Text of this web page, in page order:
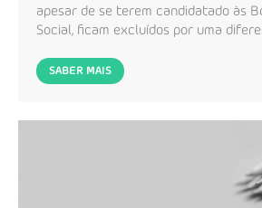
apesar de se terem candidatado às
Social, ficam excluídos por uma
SABER MAIS